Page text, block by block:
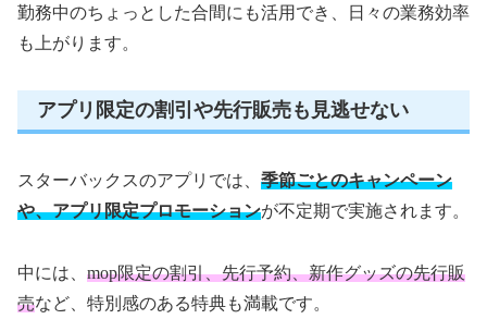
勤務中のちょっとした合間にも活用でき、日々の業務効率
も上がります。
アプリ限定の割引や先行販売も見逃せない
スターバックスのアプリでは、 季節ごとのキャンペーン
や、アプリ限定プロモーションが不定期で実施されます。
中には、 mop限定の割引、先行予約、新作グッズの先行販
売など、特別感のある特典も満載です。